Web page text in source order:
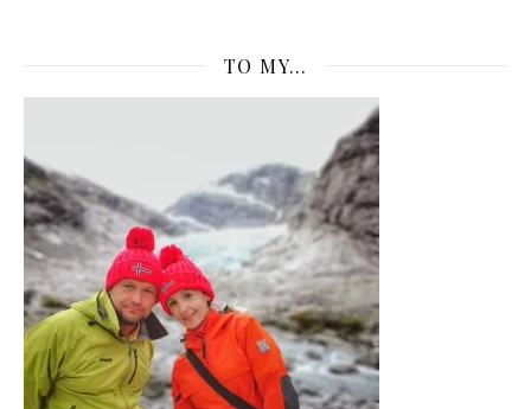
TO MY…